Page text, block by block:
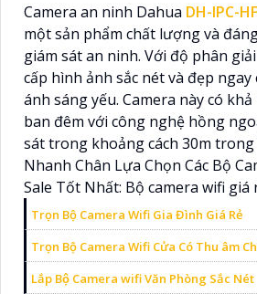
Camera an ninh Dahua DH-IPC-
một sản phẩm chất lượng và
giám sát an ninh. Với độ phân
cấp hình ảnh sắc nét và đẹp
ánh sáng yếu. Camera này có
ban đêm với công nghệ hồng
sát trong khoảng cách 30m
Nhanh Chân Lựa Chọn Các Bộ
Sale Tốt Nhất: Bộ camera wifi giá
Trọn Bộ Camera Wifi Gia Đình Giá Rẻ
Trọn Bộ Camera Wifi Cửa Có Thu âm
Lắp Bộ Camera wifi Văn Phòng Sắc Nét